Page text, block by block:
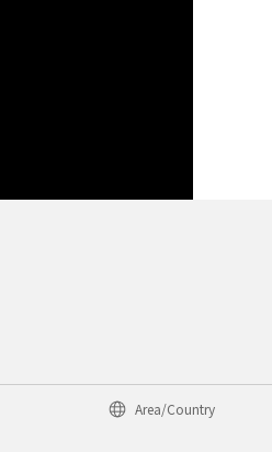
Area/Country